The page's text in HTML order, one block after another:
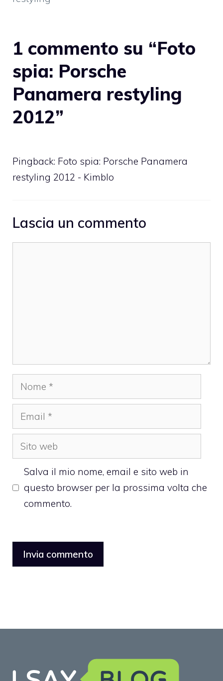
1 commento su “Foto
spia: Porsche
Panamera restyling
2012”
Pingback: Foto spia: Porsche Panamera
restyling 2012 - Kimblo
Lascia un commento
Nome
Email
Sito
web
Salva il mio nome, email e sito web in
questo browser per la prossima volta che
commento.